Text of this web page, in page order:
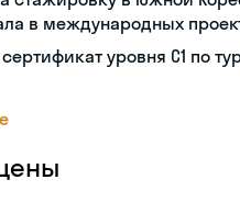
в международных
уровня C1 по